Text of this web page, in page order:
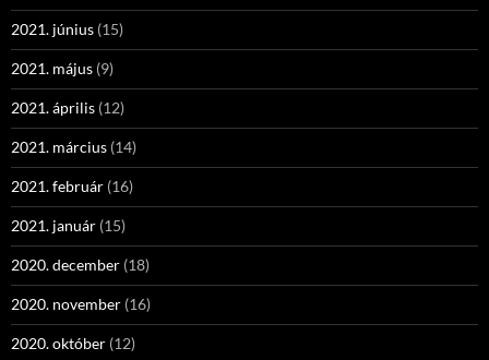
2021. június (15)
2021. május (9)
2021. április (12)
2021. március (14)
2021. február (16)
2021. január (15)
2020. december (18)
2020. november (16)
2020. október (12)